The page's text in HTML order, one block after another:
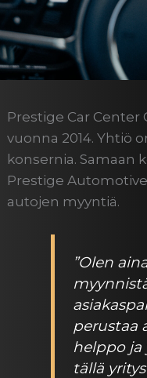
Prestige Car Center
vuonna 2014. Yhtiö
konsernia. Samaan
Prestige
autojen myyntiä.
”Olen
perustaa
helppo ja
tällä